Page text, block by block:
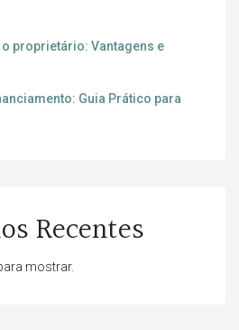
proprietário: Vantagens e
Guia Prático para
Recentes
mostrar.